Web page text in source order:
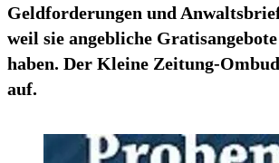
Geldforderungen und
weil sie angebliche
haben. Der Kleine Zeitung-
auf.